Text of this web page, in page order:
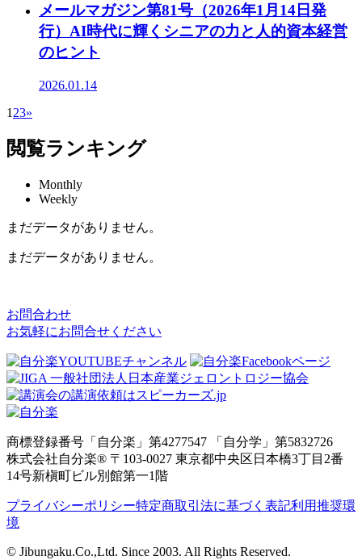
メールマガジン第81号（2026年1月14日発
行）AI時代に輝くシニアの力と人的資本経営
のヒント
2026.01.14
1 23»
閲覧ランキング
Monthly
Weekly
まだデータがありません。
まだデータがありません。
お問合わせ
お気軽にお問合せください
商標登録番号「自分楽」第4277547 「自分学」第5832726
株式会社自分楽® 〒103-0027 東京都中央区日本橋3丁目2番
14号新槇町ビル別館第一1階
プライバシーポリシー特定商取引法に基づく表記利用推奨環
境
© Jibungaku.Co.,Ltd. Since 2003. All Rights Reserved.